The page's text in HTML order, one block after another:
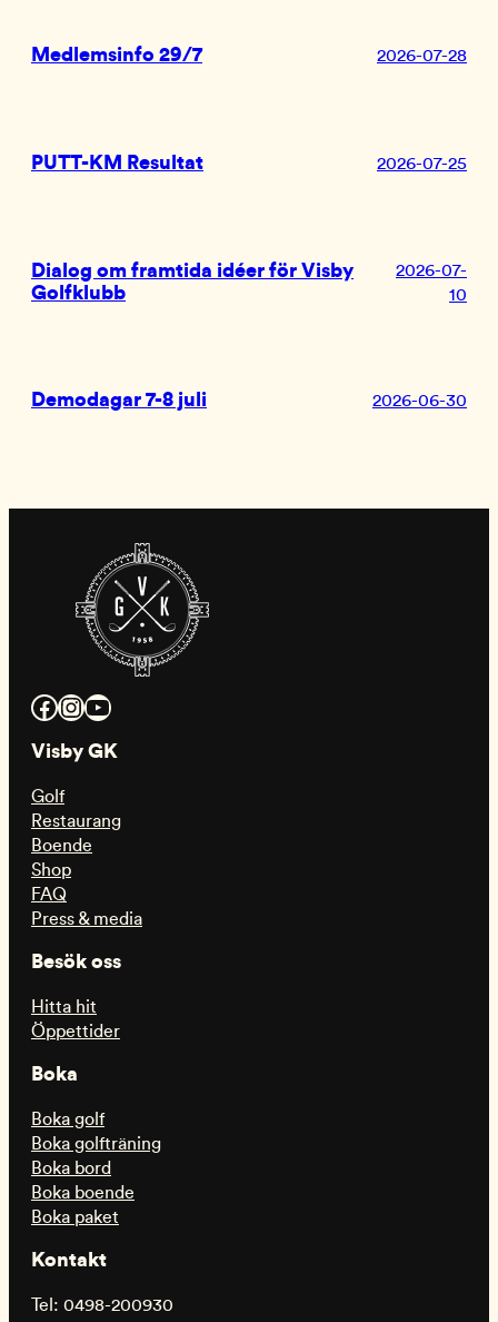
Medlemsinfo 29/7 2026-07-28
PUTT-KM Resultat 2026-07-25
Dialog om framtida idéer för Visby
Golfklubb
2026-07-
10
Demodagar 7-8 juli 2026-06-30
Facebook InstagramYouTube
Visby GK
Golf
Restaurang
Boende
Shop
FAQ
Press & media
Besök oss
Hitta hit
Öppettider
Boka
Boka golf
Boka golfträning
Boka bord
Boka boende
Boka paket
Kontakt
Tel: 0498-200930